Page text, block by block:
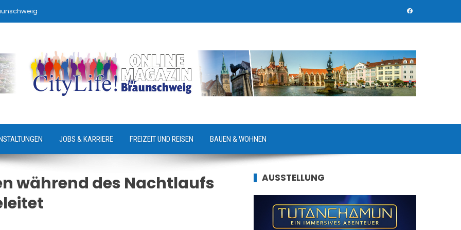
JOBS & KARRIERE FREIZEIT UND REISEN BAUEN & WOHNEN
während des Nachtlaufs
AUSSTELLUNG